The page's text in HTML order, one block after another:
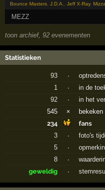
Bounce Masters ,J.D.A. ,Jeff X-Ray,
MEZZ
toon archief, 92 evenementen
Statistieken
93 ·
1
·
in de
92
·
in het
545
× bekeken
234
fans
3
·
foto's
5
·
8
·
geweldig
·